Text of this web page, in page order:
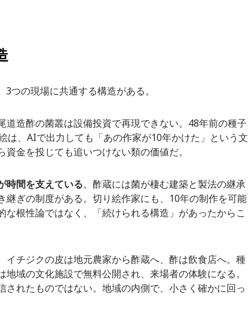
つの現場に共通する構造がある。
道造酢の菌叢は設備投資で再現できない。48年前の種子
は、AIで出力しても「あの作家が10年かけた」という文
金を投じても追いつけない類の価値だ。
時間を支えている。酢蔵には菌が棲む建築と製法の継承
継ぎの制度がある。切り絵作家にも、10年の制作を可能
根性論ではなく、「続けられる構造」があったからこ
イチジクの皮は地元農家から酢蔵へ、酢は飲食店へ。種
域の文化施設で無料公開され、来場者の体験になる。
されたものではない。地域の内側で、小さく確かに回っ